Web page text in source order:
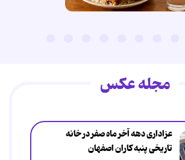
مجله عکس
عزاداری دهه آخر ماه صفر در خانه
تاریخی پنبه کاران اصفهان